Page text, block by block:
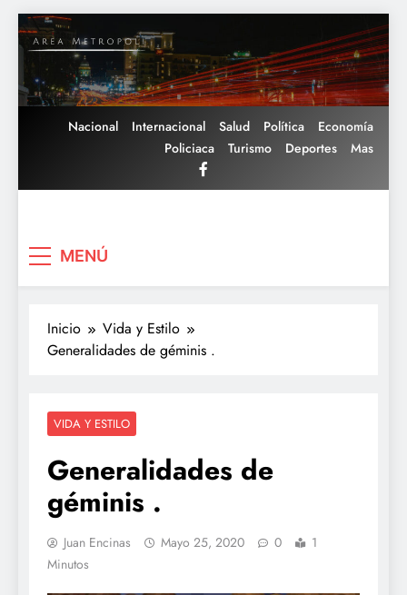
Saltar
al
contenido
Nacional Internacional Salud Política
Economía
Policiaca
Turismo Deportes Mas
MENÚ
Inicio
Vida y Estilo
Generalidades de géminis .
VIDA Y ESTILO
Generalidades de
géminis .
Juan Encinas Mayo 25, 2020 0
1
Minutos